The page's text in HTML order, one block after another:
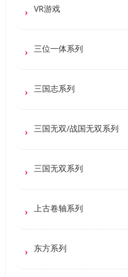
VR游戏
三位一体系列
三国志系列
三国无双/战国无双系列
三国无双系列
上古卷轴系列
东方系列